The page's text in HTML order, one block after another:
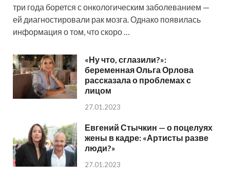
три года борется с онкологическим заболеванием —
ей диагностировали рак мозга. Однако появилась
информация о том, что скоро …
«Ну что, сглазили?»:
беременная Ольга Орлова
рассказала о проблемах с
лицом
27.01.2023
Евгений Стычкин — о поцелуях
жены в кадре: «Артисты разве
люди?»
27.01.2023